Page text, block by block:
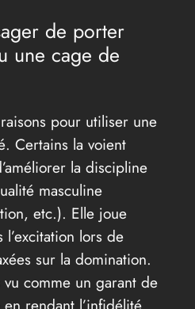
de porter
une cage de
pour utiliser une
Certains la voient
la discipline
masculine
etc.). Elle joue
lors de
sur la domination.
comme un garant de